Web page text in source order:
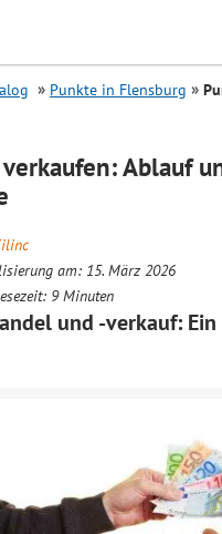
Punkte in Flensburg
Ablauf
am: 15. März 2026
9 Minuten
und -verkauf: